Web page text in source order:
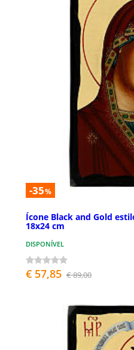
-35%
Ícone Black and Gold
18x24 cm
DISPONÍVEL
€ 57,85 € 89,00